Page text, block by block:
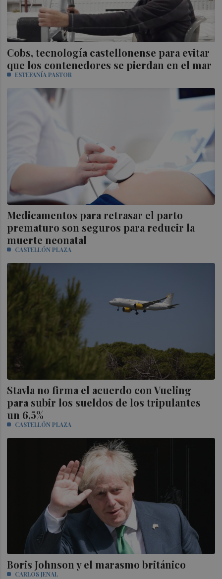
Cobs, tecnología castellonense para evitar
que los contenedores se pierdan en el mar
ESTEFANÍA PASTOR
Medicamentos para retrasar el parto
prematuro son seguros para reducir la
muerte neonatal
CASTELLÓN PLAZA
Stavla no firma el acuerdo con Vueling
para subir los sueldos de los tripulantes
un 6,5%
CASTELLÓN PLAZA
Boris Johnson y el marasmo británico
CARLOS JENAL